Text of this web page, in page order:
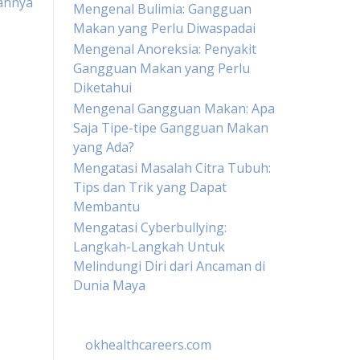
Mengenal Bulimia: Gangguan
Makan yang Perlu Diwaspadai
Mengenal Anoreksia: Penyakit
Gangguan Makan yang Perlu
Diketahui
Mengenal Gangguan Makan: Apa
Saja Tipe-tipe Gangguan Makan
yang Ada?
Mengatasi Masalah Citra Tubuh:
Tips dan Trik yang Dapat
Membantu
Mengatasi Cyberbullying:
Langkah-Langkah Untuk
Melindungi Diri dari Ancaman di
Dunia Maya
okhealthcareers.com